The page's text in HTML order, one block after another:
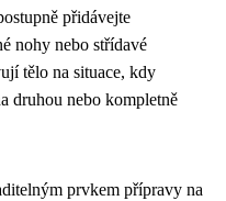
přidávejte
nohy nebo střídavé
tělo na situace, kdy
druhou nebo kompletně
prvkem přípravy na